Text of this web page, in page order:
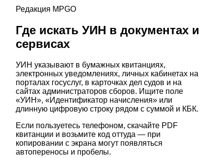
Редакция MPGO
Где искать УИН в документах и
сервисах
УИН указывают в бумажных квитанциях,
электронных уведомлениях, личных кабинетах на
порталах госуслуг, в карточках дел судов и на
сайтах администраторов сборов. Ищите поле
«УИН», «Идентификатор начисления» или
длинную цифровую строку рядом с суммой и КБК.
Если пользуетесь телефоном, скачайте PDF
квитанции и возьмите код оттуда — при
копировании с экрана могут появляться
автопереносы и пробелы.